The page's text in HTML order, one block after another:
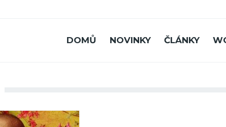
DOMŮ NOVINKY ČLÁNKY